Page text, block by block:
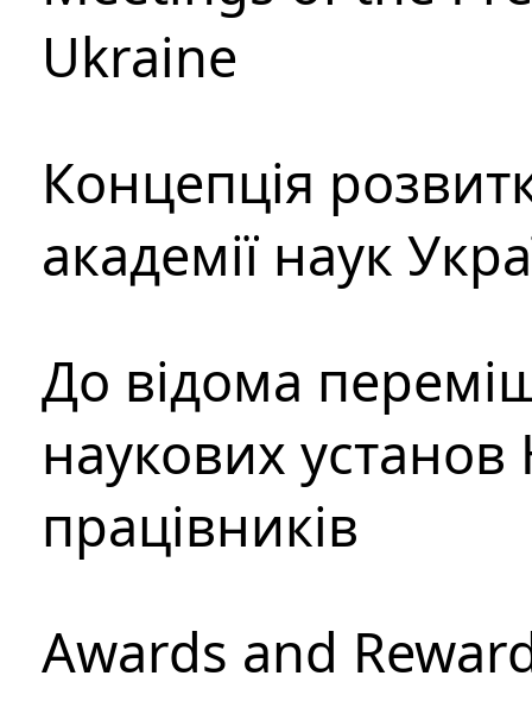
Ukraine
Концепція
академії наук
До відома
наукових установ
працівників
Awards and